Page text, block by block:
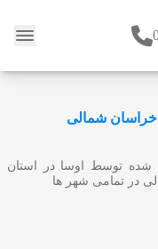
وبلاگ
خراسان شمالی
شده توسط اوسا در استان
در تمامی شهر ها